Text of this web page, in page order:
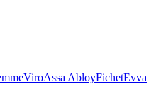
ViroAssa AbloyFichetEvva